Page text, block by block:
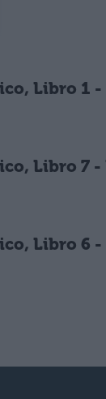
Libro 1 -
Libro 7 -
Libro 6 -